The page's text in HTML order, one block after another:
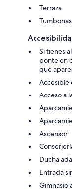
Terraza
Si tienes
ponte en
que
Accesible
Acceso a
Ascensor
Ducha
Entrada
Gimnasio